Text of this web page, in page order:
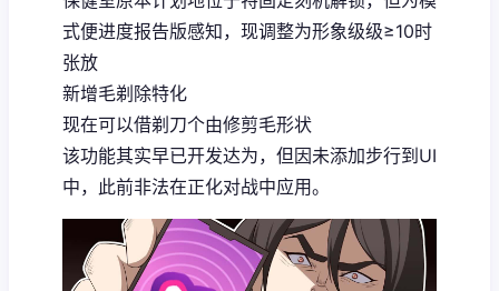
式便进度报告版感知，现调整为形象级级≥10时
张放
新增毛剃除特化
现在可以借剃刀个由修剪毛形状
该功能其实早已开发达为，但因未添加步行到UI
中，此前非法在正化对战中应用。